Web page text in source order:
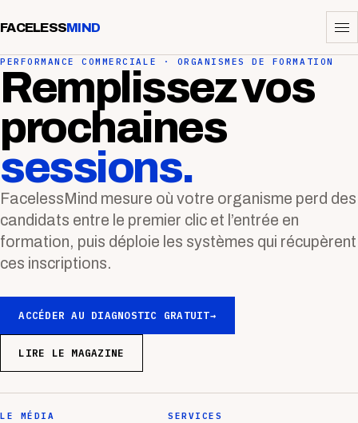
FACELESSMIND
PERFORMANCE COMMERCIALE · ORGANISMES DE FORMATION
Remplissez vos
prochaines
sessions.
FacelessMind mesure où votre organisme perd des
candidats entre le premier clic et l’entrée en
formation, puis déploie les systèmes qui récupèrent
ces inscriptions.
ACCÉDER AU DIAGNOSTIC GRATUIT→
LIRE LE MAGAZINE
LE MÉDIA
SERVICES